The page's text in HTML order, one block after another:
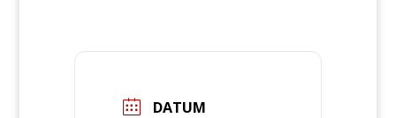
DATUM